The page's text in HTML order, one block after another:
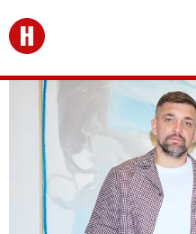
Перейти на главную